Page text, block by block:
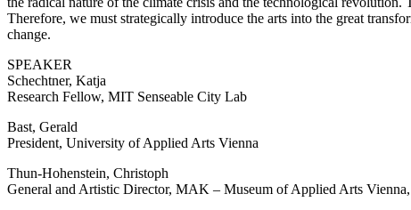
Therefore, we must strategically introduce the arts into the great
change.
SPEAKER
Schechtner, Katja
Research Fellow, MIT Senseable City Lab
Bast, Gerald
President, University of Applied Arts Vienna
Thun-Hohenstein, Christoph
General and Artistic Director, MAK – Museum of Applied Arts